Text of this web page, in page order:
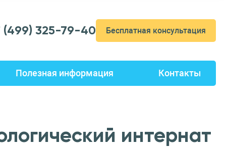
(499) 325-79-40 Бесплатная консультация
Полезная информация Контакты
интернат